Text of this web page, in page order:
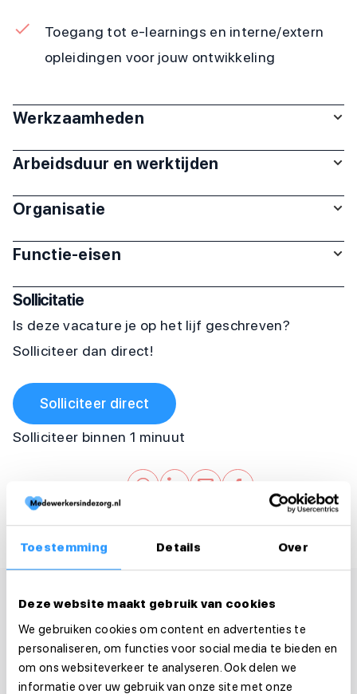
Toestemming Details Over
Deze website maakt gebruik van cookies
We gebruiken cookies om content en advertenties te
personaliseren, om functies voor social media te bieden en
om ons websiteverkeer te analyseren. Ook delen we
informatie over uw gebruik van onze site met onze
Toegang tot e-learnings en interne/extern
opleidingen voor jouw ontwikkeling
Werkzaamheden
Arbeidsduur en werktijden
Organisatie
Functie-eisen
Sollicitatie
Is deze vacature je op het lijf geschreven?
Solliciteer dan direct!
Solliciteer direct
Solliciteer binnen 1 minuut